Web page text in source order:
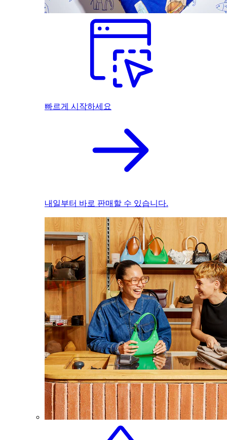
빠르게 시작하세요
내일부터 바로 판매할 수 있습니다.